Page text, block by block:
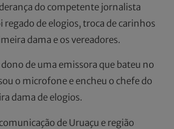
do competente jornalista
de elogios, troca de carinhos
dama e os vereadores.
de uma emissora que bateu no
o microfone e encheu o chefe do
dama de elogios.
de Uruaçu e região